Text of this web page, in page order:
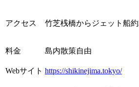
アクセス 竹芝桟橋からジェット船
料金 島内散策自由
Webサイト https://shikinejima.tokyo/